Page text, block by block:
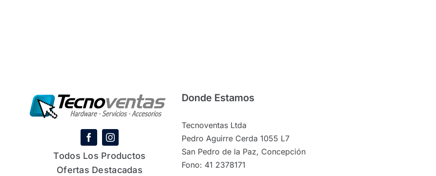
Todos Los Productos
Ofertas Destacadas
Donde Estamos
Tecnoventas Ltda
Pedro Aguirre Cerda 1055 L7
San Pedro de la Paz, Concepción
Fono: 41 2378171